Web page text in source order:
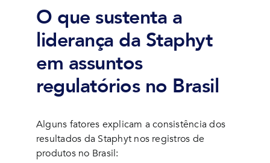
O que sustenta a
liderança da Staphyt
em assuntos
regulatórios no Brasil
Alguns fatores explicam a consistência dos
resultados da Staphyt nos registros de
produtos no Brasil: